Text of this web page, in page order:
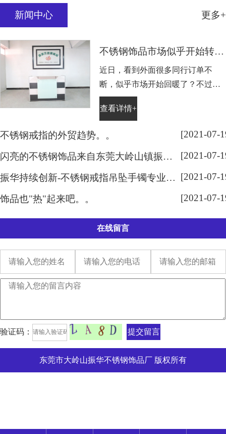
新闻中心 更多+
不锈钢饰品市场似乎开始转好？？
近日，看到外面很多同行订单不
断，似乎市场开始回暖了？不过有
事情做总比没事情做好，慢慢来吧!
大家有不锈钢的戒指，吊坠和手镯
查看详情+
不锈钢戒指的外贸趋势。。 [2021-07-
闪亮的不锈钢饰品来自东莞大岭山镇振华饰品厂 [2021-07-
振华持续创新-不锈钢戒指吊坠手镯专业生产厂家 [2021-07-
饰品也"热"起来吧。。 [2021-07-
在线留言
验证码： 提交留言
东莞市大岭山振华不锈钢饰品厂 版权所有